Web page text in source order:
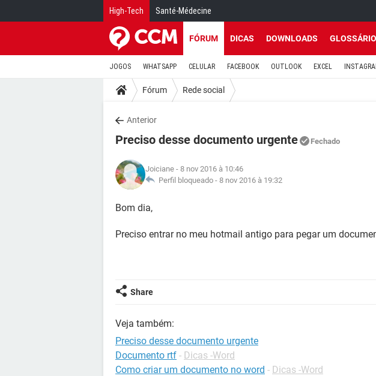
High-Tech Santé-Médecine
FÓRUM DICAS DOWNLOADS GLOSSÁRIO
JOGOS WHATSAPP CELULAR FACEBOOK OUTLOOK EXCEL
Fórum Rede social
Anterior
Preciso desse documento urgente Fechado
Joiciane - 8 nov 2016 à 10:46
Perfil bloqueado - 8 nov 2016 à 19:32
Bom dia,
Preciso entrar no meu hotmail antigo para pegar um
Share
Veja também:
Preciso desse documento urgente
Documento rtf - Dicas -Word
Como criar um documento no word - Dicas -Word